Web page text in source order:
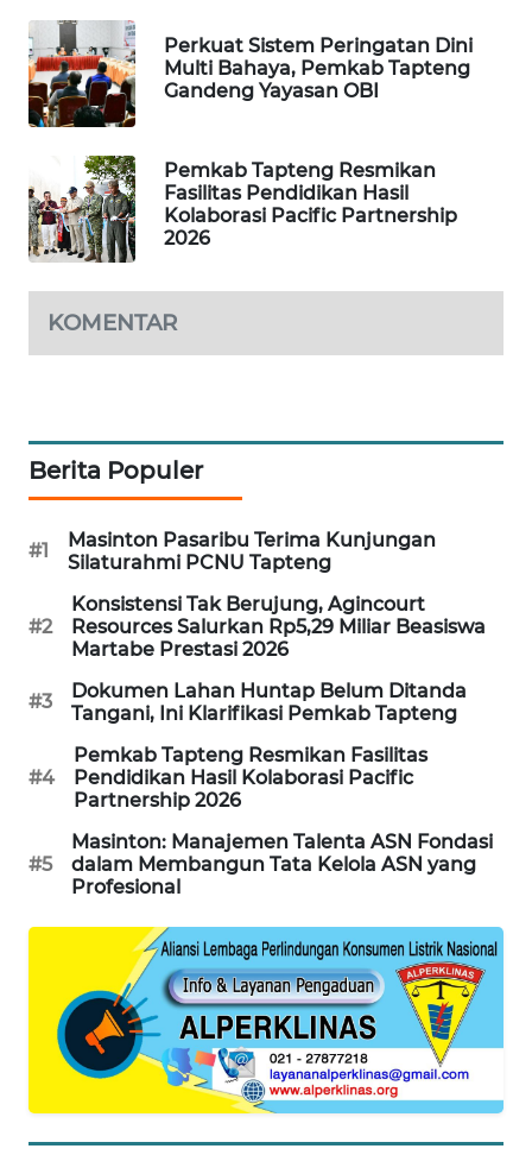
Perkuat Sistem Peringatan Dini
Multi Bahaya, Pemkab Tapteng
Gandeng Yayasan OBI
Pemkab Tapteng Resmikan
Fasilitas Pendidikan Hasil
Kolaborasi Pacific Partnership
2026
KOMENTAR
Berita Populer
#1
Masinton Pasaribu Terima Kunjungan
Silaturahmi PCNU Tapteng
#2
Konsistensi Tak Berujung, Agincourt
Resources Salurkan Rp5,29 Miliar Beasiswa
Martabe Prestasi 2026
#3
Dokumen Lahan Huntap Belum Ditanda
Tangani, Ini Klarifikasi Pemkab Tapteng
#4
Pemkab Tapteng Resmikan Fasilitas
Pendidikan Hasil Kolaborasi Pacific
Partnership 2026
#5
Masinton: Manajemen Talenta ASN Fondasi
dalam Membangun Tata Kelola ASN yang
Profesional
JURNAL
MARITIM
NEWS
GARONGGANG
NEWS
FISUELRI
NEWS
NEWS
ANUGERAH
NEWS
AKHLAK
ID
PERAPKI
SONYA
ASA
NEWS